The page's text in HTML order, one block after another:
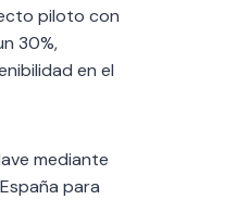
piloto con
30%,
en el
mediante
para